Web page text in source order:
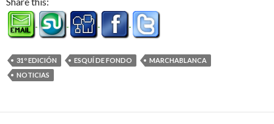
31º EDICIÓN ESQUÍ DE FONDO
MARCHABLANCA
NOTICIAS